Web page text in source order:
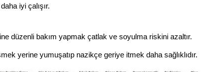
iyi çalışır.
düzenli bakım yapmak çatlak ve soyulma riskini azaltır.
yerine yumuşatıp nazikçe geriye itmek daha sağlıklıdır.